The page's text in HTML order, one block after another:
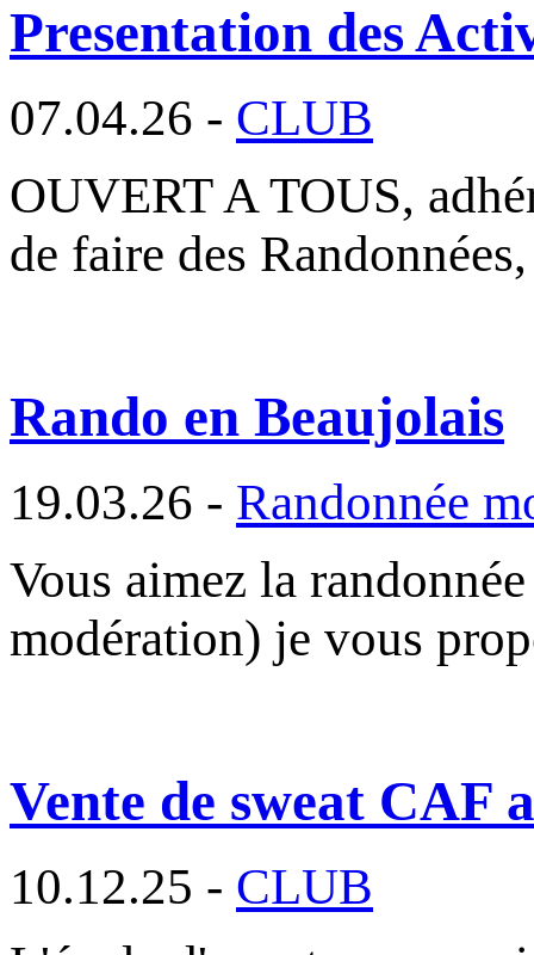
Presentation des
07.04.26 - CLUB
OUVERT A TOUS,
de faire des
Rando en Beaujolais
19.03.26 - Randonnée
Vous aimez la
modération) je vous
Vente de sweat CAF
10.12.25 - CLUB